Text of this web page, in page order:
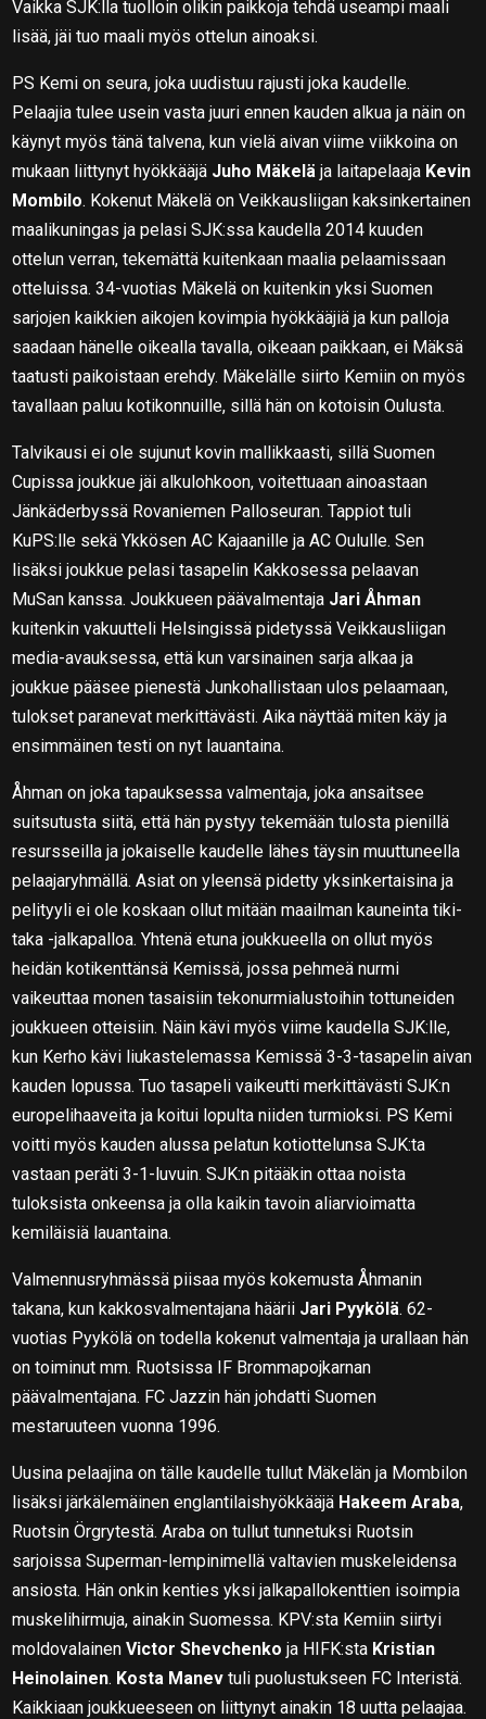
Vaikka SJK:lla tuolloin olikin paikkoja tehdä useampi maali
lisää, jäi tuo maali myös ottelun ainoaksi.
PS Kemi on seura, joka uudistuu rajusti joka kaudelle.
Pelaajia tulee usein vasta juuri ennen kauden alkua ja näin on
käynyt myös tänä talvena, kun vielä aivan viime viikkoina on
mukaan liittynyt hyökkääjä Juho Mäkelä ja laitapelaaja Kevin
Mombilo. Kokenut Mäkelä on Veikkausliigan kaksinkertainen
maalikuningas ja pelasi SJK:ssa kaudella 2014 kuuden
ottelun verran, tekemättä kuitenkaan maalia pelaamissaan
otteluissa. 34-vuotias Mäkelä on kuitenkin yksi Suomen
sarjojen kaikkien aikojen kovimpia hyökkääjiä ja kun palloja
saadaan hänelle oikealla tavalla, oikeaan paikkaan, ei Mäksä
taatusti paikoistaan erehdy. Mäkelälle siirto Kemiin on myös
tavallaan paluu kotikonnuille, sillä hän on kotoisin Oulusta.
Talvikausi ei ole sujunut kovin mallikkaasti, sillä Suomen
Cupissa joukkue jäi alkulohkoon, voitettuaan ainoastaan
Jänkäderbyssä Rovaniemen Palloseuran. Tappiot tuli
KuPS:lle sekä Ykkösen AC Kajaanille ja AC Oululle. Sen
lisäksi joukkue pelasi tasapelin Kakkosessa pelaavan
MuSan kanssa. Joukkueen päävalmentaja Jari Åhman
kuitenkin vakuutteli Helsingissä pidetyssä Veikkausliigan
media-avauksessa, että kun varsinainen sarja alkaa ja
joukkue pääsee pienestä Junkohallistaan ulos pelaamaan,
tulokset paranevat merkittävästi. Aika näyttää miten käy ja
ensimmäinen testi on nyt lauantaina.
Åhman on joka tapauksessa valmentaja, joka ansaitsee
suitsutusta siitä, että hän pystyy tekemään tulosta pienillä
resursseilla ja jokaiselle kaudelle lähes täysin muuttuneella
pelaajaryhmällä. Asiat on yleensä pidetty yksinkertaisina ja
pelityyli ei ole koskaan ollut mitään maailman kauneinta tiki-
taka -jalkapalloa. Yhtenä etuna joukkueella on ollut myös
heidän kotikenttänsä Kemissä, jossa pehmeä nurmi
vaikeuttaa monen tasaisiin tekonurmialustoihin tottuneiden
joukkueen otteisiin. Näin kävi myös viime kaudella SJK:lle,
kun Kerho kävi liukastelemassa Kemissä 3-3-tasapelin aivan
kauden lopussa. Tuo tasapeli vaikeutti merkittävästi SJK:n
europelihaaveita ja koitui lopulta niiden turmioksi. PS Kemi
voitti myös kauden alussa pelatun kotiottelunsa SJK:ta
vastaan peräti 3-1-luvuin. SJK:n pitääkin ottaa noista
tuloksista onkeensa ja olla kaikin tavoin aliarvioimatta
kemiläisiä lauantaina.
Valmennusryhmässä piisaa myös kokemusta Åhmanin
takana, kun kakkosvalmentajana häärii Jari Pyykölä. 62-
vuotias Pyykölä on todella kokenut valmentaja ja urallaan hän
on toiminut mm. Ruotsissa IF Brommapojkarnan
päävalmentajana. FC Jazzin hän johdatti Suomen
mestaruuteen vuonna 1996.
Uusina pelaajina on tälle kaudelle tullut Mäkelän ja Mombilon
lisäksi järkälemäinen englantilaishyökkääjä Hakeem Araba,
Ruotsin Örgrytestä. Araba on tullut tunnetuksi Ruotsin
sarjoissa Superman-lempinimellä valtavien muskeleidensa
ansiosta. Hän onkin kenties yksi jalkapallokenttien isoimpia
muskelihirmuja, ainakin Suomessa. KPV:sta Kemiin siirtyi
moldovalainenVictor Shevchenko ja HIFK:sta Kristian
Heinolainen. Kosta Manev tuli puolustukseen FC Interistä.
Kaikkiaan joukkueeseen on liittynyt ainakin 18 uutta pelaajaa.